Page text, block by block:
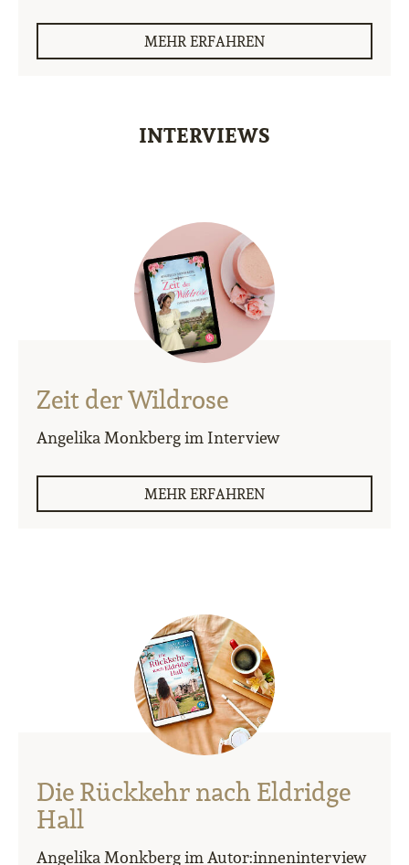
MEHR ERFAHREN
INTERVIEWS
Zeit der Wildrose
Angelika Monkberg im Interview
MEHR ERFAHREN
Die Rückkehr nach Eldridge
Hall
Angelika Monkberg im Autor:inneninterview